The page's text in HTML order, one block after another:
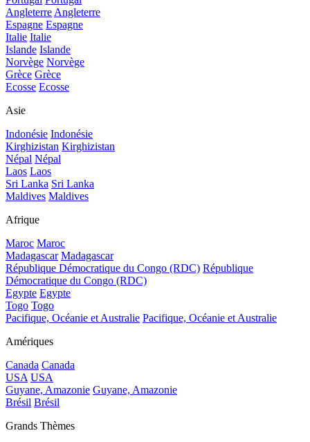
Angleterre Angleterre
Espagne Espagne
Italie Italie
Islande Islande
Norvège Norvège
Grèce Grèce
Ecosse Ecosse
Asie
Indonésie Indonésie
Kirghizistan Kirghizistan
Népal Népal
Laos Laos
Sri Lanka Sri Lanka
Maldives Maldives
Afrique
Maroc Maroc
Madagascar Madagascar
République Démocratique du Congo (RDC) République
Démocratique du Congo (RDC)
Egypte Egypte
Togo Togo
Pacifique, Océanie et Australie Pacifique, Océanie et Australie
Amériques
Canada Canada
USA USA
Guyane, Amazonie Guyane, Amazonie
Brésil Brésil
Grands Thèmes